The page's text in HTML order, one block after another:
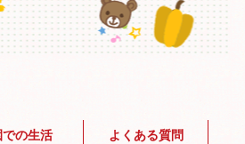
での生活 よくある質問